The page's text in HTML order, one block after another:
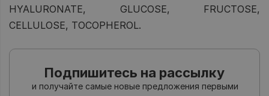
HYALURONATE, GLUCOSE, FRUCTOSE,
CELLULOSE, TOCOPHEROL.
Подпишитесь на рассылку
и получайте самые новые предложения первыми